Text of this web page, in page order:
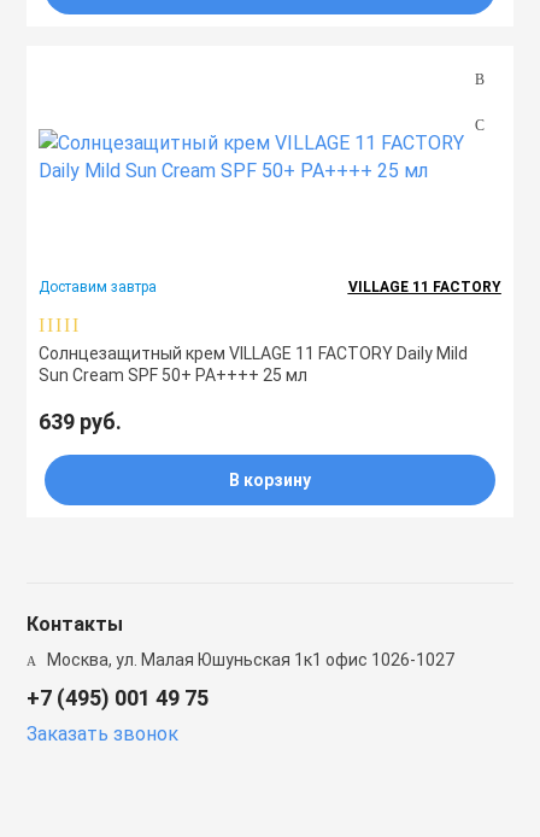
Доставим завтра VILLAGE 11 FACTORY
Солнцезащитный крем VILLAGE 11 FACTORY Daily Mild
Sun Cream SPF 50+ PA++++ 25 мл
639 руб.
В корзину
Контакты
Москва, ул. Малая Юшуньская 1к1 офис 1026-1027
+7 (495) 001 49 75
Заказать звонок